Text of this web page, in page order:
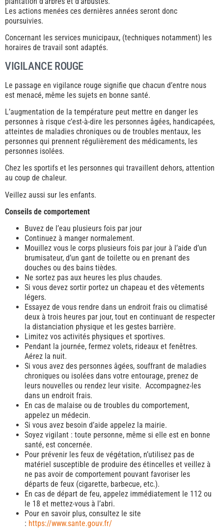
Les actions menées ces dernières années seront donc
poursuivies.
Concernant les services municipaux, (techniques notamment) les
horaires de travail sont adaptés.
VIGILANCE ROUGE
Le passage en vigilance rouge signifie que chacun d’entre nous
est menacé, même les sujets en bonne santé.
L’augmentation de la température peut mettre en danger les
personnes à risque c’est-à-dire les personnes âgées, handicapées,
atteintes de maladies chroniques ou de troubles mentaux, les
personnes qui prennent régulièrement des médicaments, les
personnes isolées.
Chez les sportifs et les personnes qui travaillent dehors, attention
au coup de chaleur.
Veillez aussi sur les enfants.
Conseils de comportement
Buvez de l’eau plusieurs fois par jour
Continuez à manger normalement.
Mouillez vous le corps plusieurs fois par jour à l’aide d’un
brumisateur, d’un gant de toilette ou en prenant des
douches ou des bains tièdes.
Ne sortez pas aux heures les plus chaudes.
Si vous devez sortir portez un chapeau et des vêtements
légers.
Essayez de vous rendre dans un endroit frais ou climatisé
deux à trois heures par jour, tout en continuant de respecter
la distanciation physique et les gestes barrière.
Limitez vos activités physiques et sportives.
Pendant la journée, fermez volets, rideaux et fenêtres.
Aérez la nuit.
Si vous avez des personnes âgées, souffrant de maladies
chroniques ou isolées dans votre entourage, prenez de
leurs nouvelles ou rendez leur visite. Accompagnez-les
dans un endroit frais.
En cas de malaise ou de troubles du comportement,
appelez un médecin.
Si vous avez besoin d’aide appelez la mairie.
Soyez vigilant : toute personne, même si elle est en bonne
santé, est concernée.
Pour prévenir les feux de végétation, n’utilisez pas de
matériel susceptible de produire des étincelles et veillez à
ne pas avoir de comportement pouvant favoriser les
départs de feux (cigarette, barbecue, etc.).
En cas de départ de feu, appelez immédiatement le 112 ou
le 18 et mettez-vous à l’abri.
Pour en savoir plus, consultez le site
: https://www.sante.gouv.fr/